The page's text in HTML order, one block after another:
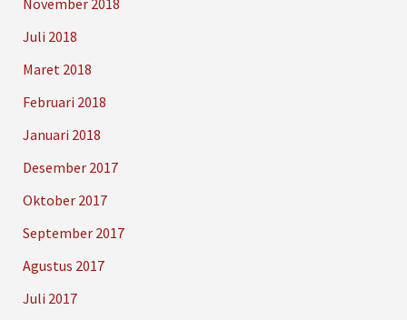
Juli 2018
Maret 2018
Februari 2018
Januari 2018
Desember 2017
Oktober 2017
September 2017
Agustus 2017
Juli 2017